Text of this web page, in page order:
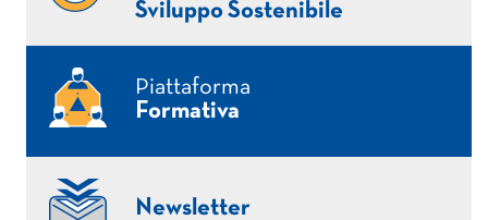
Sviluppo Sostenibile
Piattaforma
Formativa
Newsletter